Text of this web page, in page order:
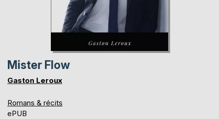
Mister Flow
Gaston Leroux
Romans & récits
ePUB